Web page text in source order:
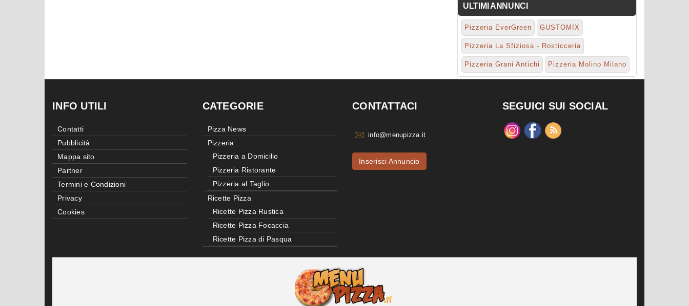
ULTIMI ANNUNCI
Pizzeria EverGreen GUSTOMIX
Pizzeria La Sfiziosa - Rosticceria
Pizzeria Grani Antichi Pizzeria Molino Milano
INFO UTILI
Contatti
Pubblicità
Mappa sito
Partner
Termini e Condizioni
Privacy
Cookies
CATEGORIE
Pizza News
Pizzeria
Pizzeria a Domicilio
Pizzeria Ristorante
Pizzeria al Taglio
Ricette Pizza
Ricette Pizza Rustica
Ricette Pizza Focaccia
Ricette Pizza di Pasqua
CONTATTACI
info@menupizza.it
Inserisci Annuncio
SEGUICI SUI SOCIAL